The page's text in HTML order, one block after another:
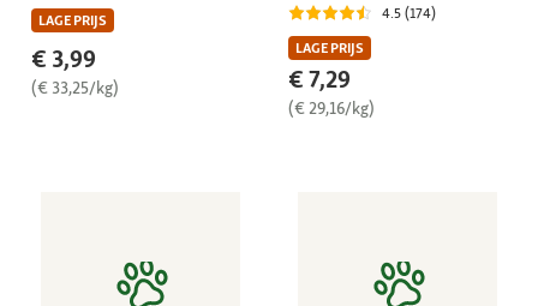
LAGE PRIJS
€ 3,99
(€ 33,25/kg)
4.5 (174)
LAGE PRIJS
€ 7,29
(€ 29,16/kg)